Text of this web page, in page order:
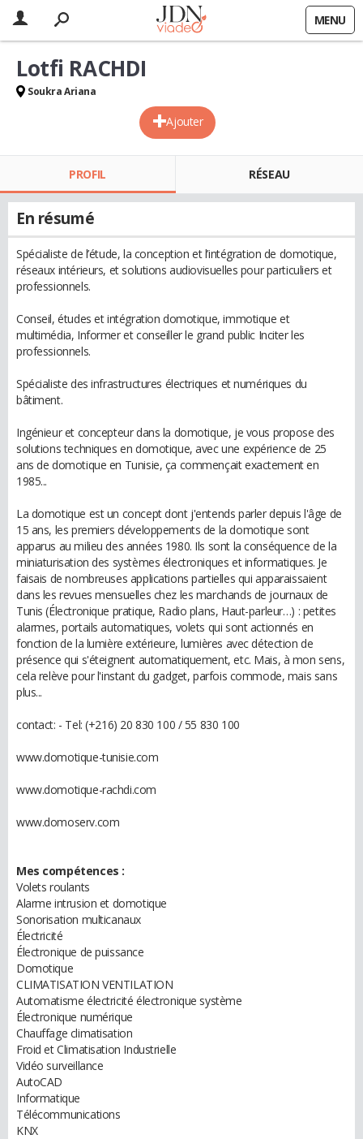
MENU
Ajouter
Lotfi RACHDI
Soukra Ariana
PROFIL RÉSEAU
En résumé
Spécialiste de l’étude, la conception et l’intégration de domotique,
réseaux intérieurs, et solutions audiovisuelles pour particuliers et
professionnels.
Conseil, études et intégration domotique, immotique et
multimédia, Informer et conseiller le grand public Inciter les
professionnels.
Spécialiste des infrastructures électriques et numériques du
bâtiment.
Ingénieur et concepteur dans la domotique, je vous propose des
solutions techniques en domotique, avec une expérience de 25
ans de domotique en Tunisie, ça commençait exactement en
1985...
La domotique est un concept dont j'entends parler depuis l'âge de
15 ans, les premiers développements de la domotique sont
apparus au milieu des années 1980. Ils sont la conséquence de la
miniaturisation des systèmes électroniques et informatiques. Je
faisais de nombreuses applications partielles qui apparaissaient
dans les revues mensuelles chez les marchands de journaux de
Tunis (Électronique pratique, Radio plans, Haut-parleur…) : petites
alarmes, portails automatiques, volets qui sont actionnés en
fonction de la lumière extérieure, lumières avec détection de
présence qui s'éteignent automatiquement, etc. Mais, à mon sens,
cela relève pour l'instant du gadget, parfois commode, mais sans
plus...
contact: - Tel: (+216) 20 830 100 / 55 830 100
www.domotique-tunisie.com
www.domotique-rachdi.com
www.domoserv.com
Mes compétences :
Volets roulants
Alarme intrusion et domotique
Sonorisation multicanaux
Électricité
Électronique de puissance
Domotique
CLIMATISATION VENTILATION
Automatisme électricité électronique système
Électronique numérique
Chauffage climatisation
Froid et Climatisation Industrielle
Vidéo surveillance
AutoCAD
Informatique
Télécommunications
KNX